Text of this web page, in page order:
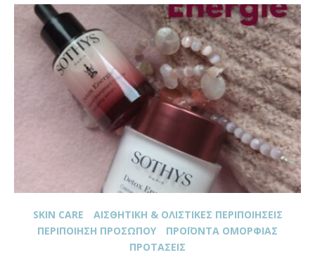
SKIN CARE
ΑΙΣΘΗΤΙΚΉ & ΟΛΙΣΤΙΚΈΣ ΠΕΡΙΠΟΙΉΣΕΙΣ
ΠΕΡΙΠΟΊΗΣΗ ΠΡΟΣΏΠΟΥ
ΠΡΟΪΌΝΤΑ ΟΜΟΡΦΙΆΣ
ΠΡΟΤΆΣΕΙΣ